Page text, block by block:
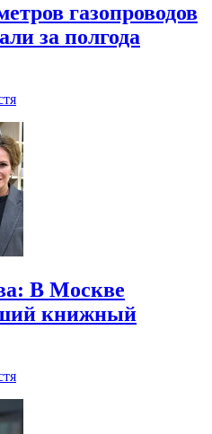
газопроводов
за полгода
В Москве
книжный